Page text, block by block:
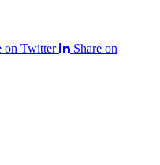
on Twitter
Share on